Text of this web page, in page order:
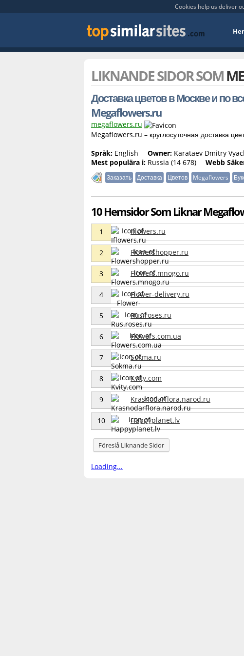
Cookies help us deliver
LIKNANDE SIDOR SOM
Доставка цветов в Москве и по
Megaflowers.ru
megaflowers.ru
Megaflowers.ru – круглосуточная доставка
Språk: English Owner: Karataev Dmitry
Mest populära i: Russia (14 678) Webb
Заказать Доставка Цветов Megaflowers
10 Hemsidor Som Liknar
1 Iflowers.ru
2 Flowershopper.ru
3 Flowers.mnogo.ru
4 Flower-delivery.ru
5 Rus.roses.ru
6 Flowers.com.ua
7 Sokma.ru
8 Kvity.com
9 Krasnodarflora.narod.ru
10 Happyplanet.lv
Föreslå Liknande Sidor
Loading...